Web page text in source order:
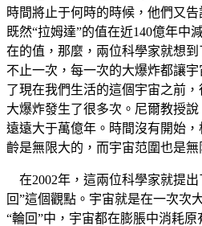
時間將止于何時的時候，他們又
既然“拉姆達”的值在近140億年中
在的值，那麼，兩位科學家就想
不止一次，每一次的大爆炸都讓
了現在我們生活的這個宇宙之前
大爆炸發生了很多次。尼爾教授
遠遠大于萬億年。時間沒有開始
齡是無限大的，而宇宙范圍也是無
在2002年，這兩位科學家就提
回”這個觀點。宇宙就是在一次次
“輪回”中，宇宙都在膨脹中消耗